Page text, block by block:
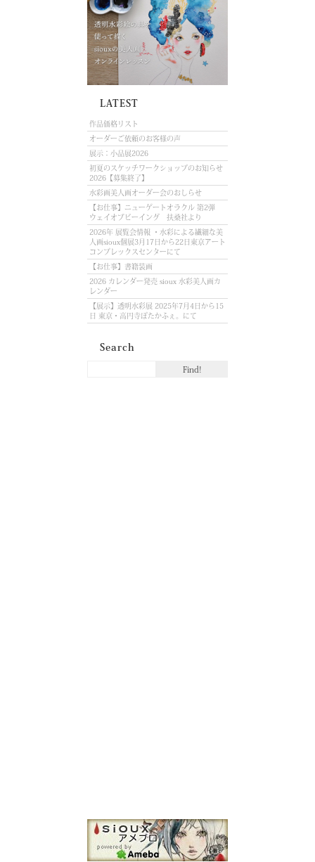
LATEST
作品価格リスト
オーダーご依頼のお客様の声
展示：小品展2026
初夏のスケッチワークショップのお知らせ
2026【募集終了】
水彩画美人画オーダー会のおしらせ
【お仕事】ニューゲートオラクル 第2弾
ウェイオブビーイング 扶桑社より
2026年 展覧会情報 ・水彩による繊細な美
人画sioux個展3月17日から22日東京アート
コンプレックスセンターにて
【お仕事】書籍装画
2026 カレンダー発売 sioux 水彩美人画カ
レンダー
【展示】透明水彩展 2025年7月4日から15
日 東京・高円寺ぽたかふぇ。にて
Search